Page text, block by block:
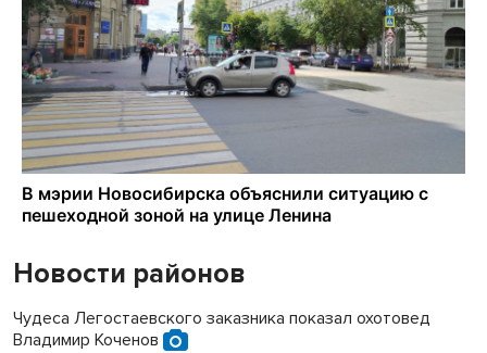
Новости районов
Чудеса Легостаевского заказника показал охотовед
Владимир Коченов